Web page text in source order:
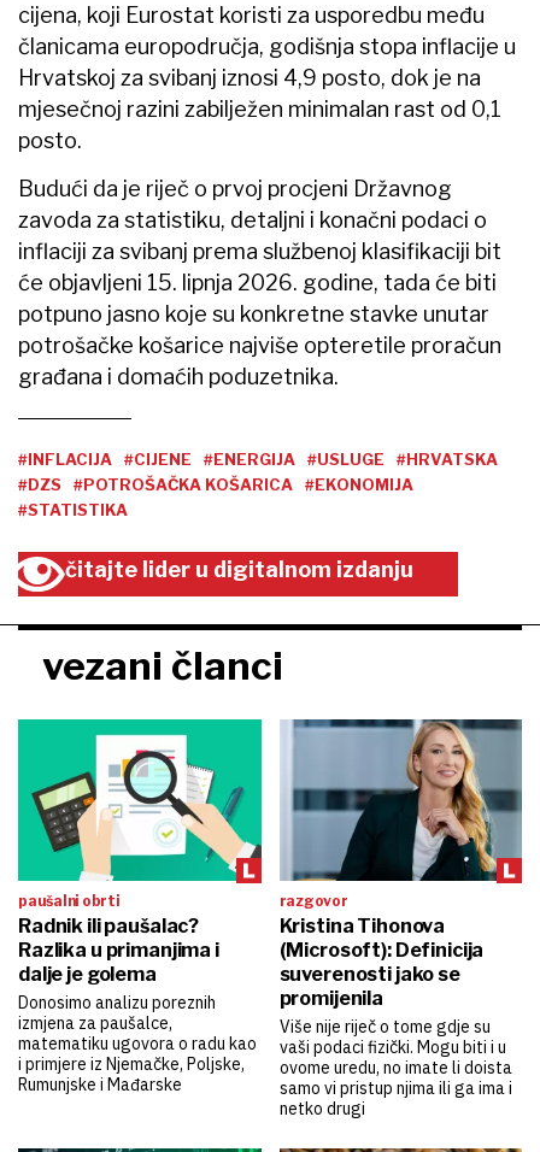
cijena, koji Eurostat koristi za usporedbu među
članicama europodručja, godišnja stopa inflacije u
Hrvatskoj za svibanj iznosi 4,9 posto, dok je na
mjesečnoj razini zabilježen minimalan rast od 0,1
posto.
Budući da je riječ o prvoj procjeni Državnog
zavoda za statistiku, detaljni i konačni podaci o
inflaciji za svibanj prema službenoj klasifikaciji bit
će objavljeni 15. lipnja 2026. godine, tada će biti
potpuno jasno koje su konkretne stavke unutar
potrošačke košarice najviše opteretile proračun
građana i domaćih poduzetnika.
#INFLACIJA #CIJENE #ENERGIJA #USLUGE
#HRVATSKA
#DZS
#POTROŠAČKA KOŠARICA
#EKONOMIJA
#STATISTIKA
čitajte lider u digitalnom izdanju
vezani članci
paušalni obrti
Radnik ili paušalac?
Razlika u primanjima i
dalje je golema
Donosimo analizu poreznih
izmjena za paušalce,
matematiku ugovora o radu kao
i primjere iz Njemačke, Poljske,
Rumunjske i Mađarske
razgovor
Kristina Tihonova
(Microsoft): Definicija
suverenosti jako se
promijenila
Više nije riječ o tome gdje su
vaši podaci fizički. Mogu biti i u
ovome uredu, no imate li doista
samo vi pristup njima ili ga ima i
netko drugi